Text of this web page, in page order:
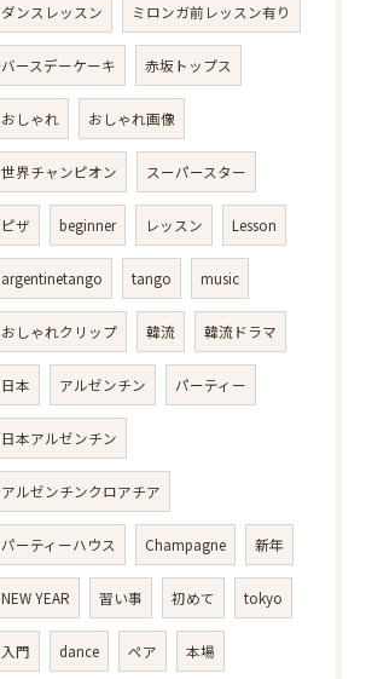
ダンスレッスン ミロンガ前レッスン有り
バースデーケーキ 赤坂トップス
おしゃれ おしゃれ画像
世界チャンピオン スーパースター
ピザ beginner レッスン Lesson
argentinetango tango music
おしゃれクリップ 韓流 韓流ドラマ
日本 アルゼンチン パーティー
日本アルゼンチン
アルゼンチンクロアチア
パーティーハウス Champagne 新年
NEW YEAR 習い事 初めて tokyo
入門 dance ペア 本場